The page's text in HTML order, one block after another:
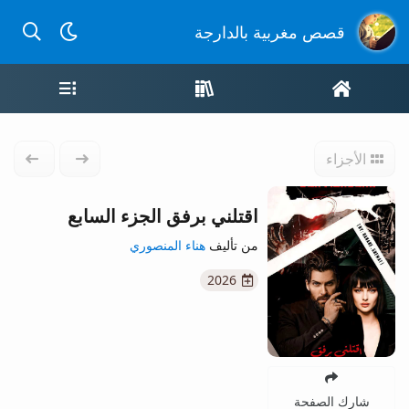
قصص مغربية بالدارجة بحث
الصفحة الرئيسية واجهة القصص
الأجزاء الجزء
شارك الصفحة
اقتلني برفق الجزء السابع
من تأليف هناء المنصوري
2026